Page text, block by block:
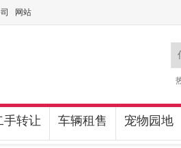
司 网站
手转让 车辆租售 宠物园地